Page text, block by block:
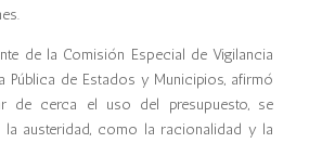
de la Comisión Especial de Vigilancia
Pública de Estados y Municipios, afirmó
de cerca el uso del presupuesto, se
la austeridad, como la racionalidad y la